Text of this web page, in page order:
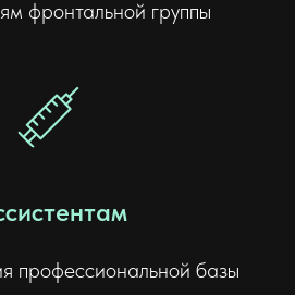
фронтальной группы
профессиональной базы